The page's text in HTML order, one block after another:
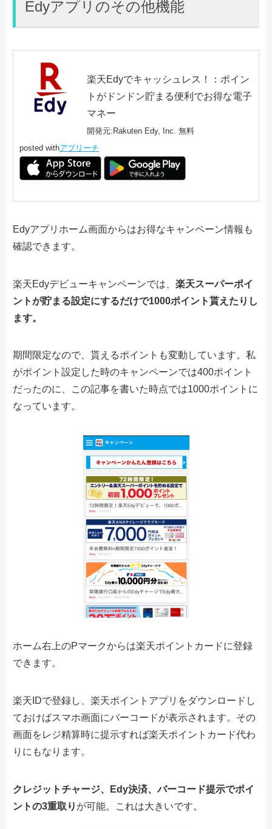
Edyアプリのその他機能
楽天Edyでキャッシュレス！：ポイン
トがドンドン貯まる便利でお得な電子
マネー
開発元: Rakuten Edy, Inc. 無料
posted withアプリーチ
Edyアプリホーム画面からはお得なキャンペーン情報も
確認できます。
楽天Edyデビューキャンペーンでは、楽天スーパーポイ
ントが貯まる設定にするだけで1000ポイント貰えたりし
ます。
期間限定なので、貰えるポイントも変動しています。私
がポイント設定した時のキャンペーンでは400ポイント
だったのに、この記事を書いた時点では1000ポイントに
なっています。
ホーム右上のPマークからは楽天ポイントカードに登録
できます。
楽天IDで登録し、楽天ポイントアプリをダウンロードし
ておけばスマホ画面にバーコードが表示されます。その
画面をレジ精算時に提示すれば楽天ポイントカード代わ
りにもなります。
クレジットチャージ、Edy決済、バーコード提示でポイ
ントの3重取り が可能。これは大きいです。